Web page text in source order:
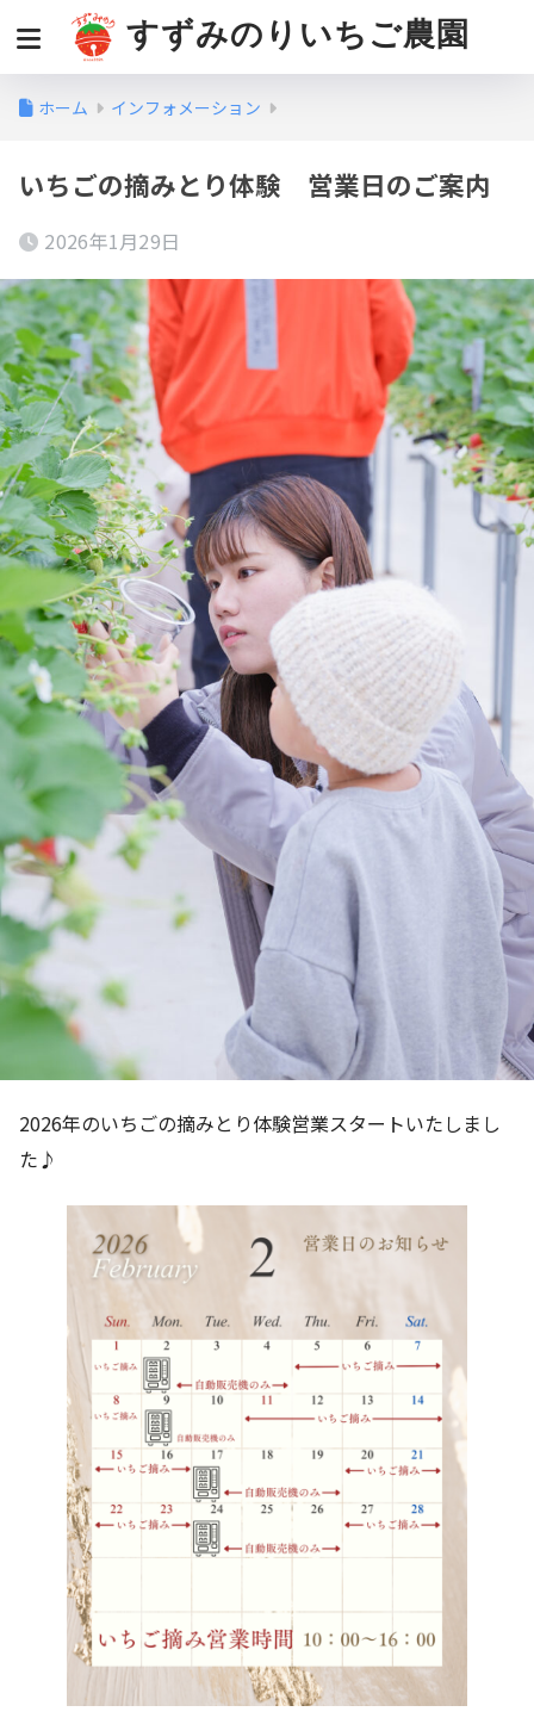
すずみのりいちご農園
ホーム インフォメーション
いちごの摘みとり体験 営業日のご案内
2026年1月29日
2026年のいちごの摘みとり体験営業スタートいたしまし
た♪